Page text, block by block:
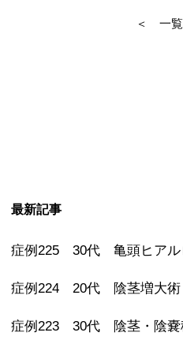
＜ 一覧
最新記事
症例225 30代 亀頭ヒアル
症例224 20代 陰茎増大
症例223 30代 陰茎・陰嚢